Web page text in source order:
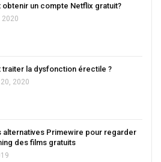
obtenir un compte Netflix gratuit?
2020
traiter la dysfonction érectile ?
2020
alternatives Primewire pour regarder
des films gratuits